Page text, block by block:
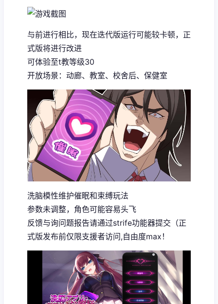
与前进行相比，现在迭代版运行可能较卡顿，正
式版将进行改进
可体验至t教等级30
开放场景：动廊、教室、校舍后、保健室
洗脑模性维护催眠和束缚玩法
参数未调整，角色可能容易头飞
反馈与询问题报告请通过strife功能器提交（正
式版发布前仅限支援者访问,自由度max！